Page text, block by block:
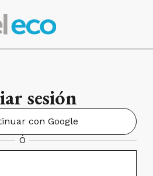
sesión
con Google
Ó